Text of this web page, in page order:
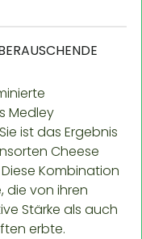
Medley
ist das Ergebnis
Cheese
Kombination
die von ihren
Stärke als auch
erbte.